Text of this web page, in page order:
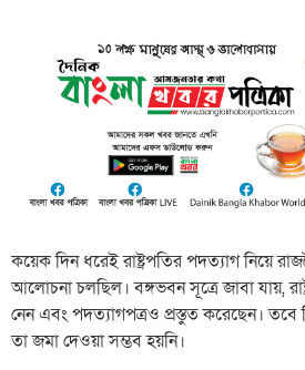
কয়েক দিন ধরেই রাষ্ট্রপতির পদত্যাগ নিয়ে
আলোচনা চলছিল। বঙ্গভবন সূত্রে জাবা যায়,
নেন এবং পদত্যাগপত্রও প্রস্তুত করেছেন।
তা জমা দেওয়া সম্ভব হয়নি।